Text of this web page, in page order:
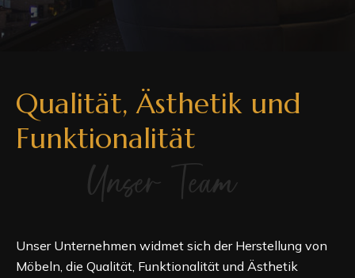
Qualität, Ästhetik und
Funktionalität
Unser Team
Unser Unternehmen widmet sich der Herstellung von
Möbeln, die Qualität, Funktionalität und Ästhetik